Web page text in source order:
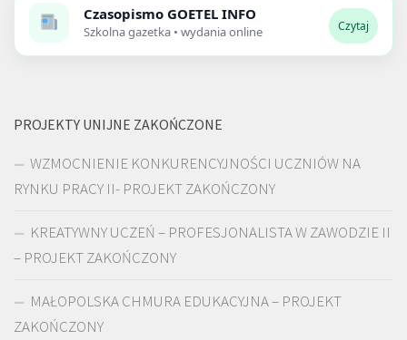
Czasopismo GOETEL INFO
Szkolna gazetka • wydania online Czytaj
PROJEKTY UNIJNE ZAKOŃCZONE
WZMOCNIENIE KONKURENCYJNOŚCI UCZNIÓW NA
RYNKU PRACY II- PROJEKT ZAKOŃCZONY
KREATYWNY UCZEŃ – PROFESJONALISTA W ZAWODZIE II
– PROJEKT ZAKOŃCZONY
MAŁOPOLSKA CHMURA EDUKACYJNA – PROJEKT
ZAKOŃCZONY